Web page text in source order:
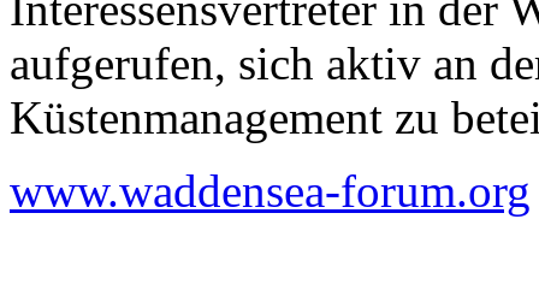
aufgerufen, sich aktiv an
Küstenmanagement zu
www.waddensea-forum.org